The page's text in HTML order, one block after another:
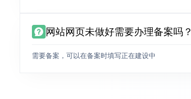
网站网页未做好需要办理备案吗？
需要备案，可以在备案时填写正在建设中